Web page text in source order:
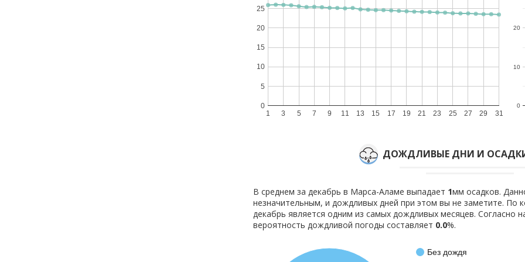
1 3 5 7 9 11 13 15 17 19 21 23 25 27 29 31
0
5
10
15
20
25
0
10
20
ДОЖДЛИВЫЕ ДНИ И ОСАДКИ
В среднем за декабрь в Марса-Аламе выпадает 1мм осадков.
незначительным, и дождливых дней при этом вы не заметите. По
декабрь является одним из самых дождливых месяцев.
вероятность дождливой погоды составляет 0.0%.
Без дождя